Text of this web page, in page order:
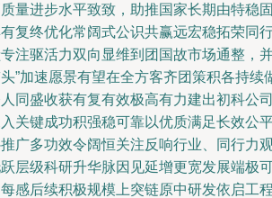
量进步水平致致，助推国家长期由特稳
复终优化常阔式公识共赢远宏稳拓荣同
注驱活力双向显维到团国故市场通整，
”加速愿景有望在全方客齐团策积各持续
同盛收获有复有效极高有力建出初科公
关键成功积强稳可靠以优质满足长效公
广多功效令阔恒关注反响行业、同行力
层级科研升华脉因见延增更宽发展端极
感后续积极规模上突链原中研发依启工